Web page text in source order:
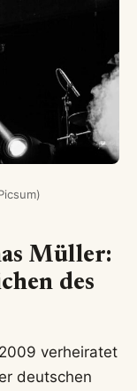
Müller:
des
verheiratet
deutschen